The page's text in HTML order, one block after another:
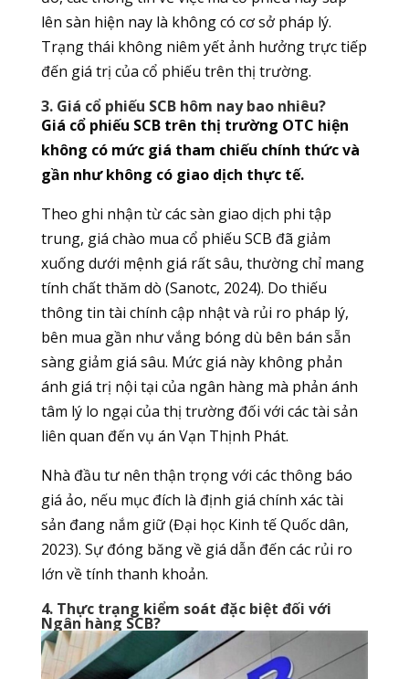
lên sàn hiện nay là không có cơ sở pháp lý.
Trạng thái không niêm yết ảnh hưởng trực tiếp
đến giá trị của cổ phiếu trên thị trường.
3. Giá cổ phiếu SCB hôm nay bao nhiêu?
Giá cổ phiếu SCB trên thị trường OTC hiện
không có mức giá tham chiếu chính thức và
gần như không có giao dịch thực tế.
Theo ghi nhận từ các sàn giao dịch phi tập
trung, giá chào mua cổ phiếu SCB đã giảm
xuống dưới mệnh giá rất sâu, thường chỉ mang
tính chất thăm dò (Sanotc, 2024). Do thiếu
thông tin tài chính cập nhật và rủi ro pháp lý,
bên mua gần như vắng bóng dù bên bán sẵn
sàng giảm giá sâu. Mức giá này không phản
ánh giá trị nội tại của ngân hàng mà phản ánh
tâm lý lo ngại của thị trường đối với các tài sản
liên quan đến vụ án Vạn Thịnh Phát.
Nhà đầu tư nên thận trọng với các thông báo
giá ảo, nếu mục đích là định giá chính xác tài
sản đang nắm giữ (Đại học Kinh tế Quốc dân,
2023). Sự đóng băng về giá dẫn đến các rủi ro
lớn về tính thanh khoản.
4. Thực trạng kiểm soát đặc biệt đối với
Ngân hàng SCB?